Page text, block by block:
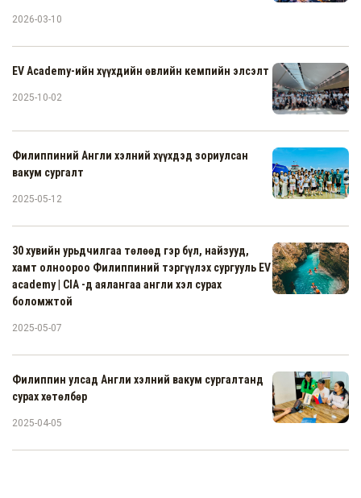
2026-03-10
EV Academy-ийн хүүхдийн өвлийн кемпийн элсэлт
2025-10-02
Филиппиний Англи хэлний хүүхдэд зориулсан
вакум сургалт
2025-05-12
30 хувийн урьдчилгаа төлөөд гэр бүл, найзууд,
хамт олноороо Филиппиний тэргүүлэх сургууль EV
academy | CIA -д аялангаа англи хэл сурах
боломжтой
2025-05-07
Филиппин улсад Англи хэлний вакум сургалтанд
сурах хөтөлбөр
2025-04-05